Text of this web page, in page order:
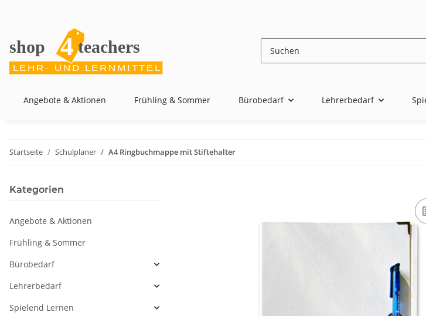
Angebote & Aktionen Frühling & Sommer Bürobedarf Lehrerbedarf
Startseite Schulplaner A4 Ringbuchmappe mit Stiftehalter
Kategorien
Angebote & Aktionen
Frühling & Sommer
Bürobedarf
Lehrerbedarf
Spielend Lernen